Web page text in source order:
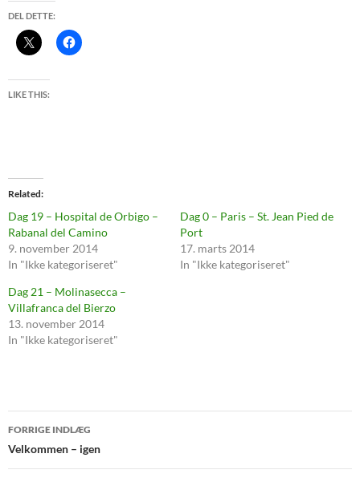
DEL DETTE:
LIKE THIS:
Related
Dag 19 – Hospital de Orbigo –
Rabanal del Camino
9. november 2014
In "Ikke kategoriseret"
Dag 0 – Paris – St. Jean Pied de
Port
17. marts 2014
In "Ikke kategoriseret"
Dag 21 – Molinasecca –
Villafranca del Bierzo
13. november 2014
In "Ikke kategoriseret"
Indlægsnavigation
FORRIGE INDLÆG
Velkommen – igen